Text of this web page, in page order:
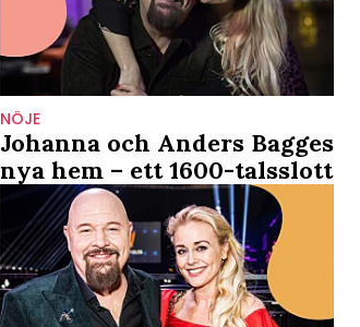
NÖJE
Johanna och Anders Bagges
nya hem – ett 1600-talsslott